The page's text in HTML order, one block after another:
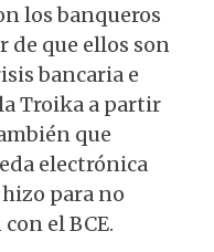
los banqueros
de que ellos son
bancaria e
Troika a partir
que
electrónica
para no
el BCE.